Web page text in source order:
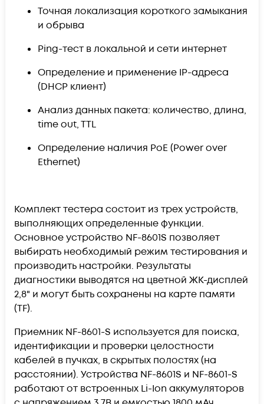
Точная локализация короткого замыкания
и обрыва
Ping-тест в локальной и сети интернет
Определение и применение IP-адреса
(DHCP клиент)
Анализ данных пакета: количество, длина,
time out, TTL
Определение наличия PoE (Power over
Ethernet)
Комплект тестера состоит из трех устройств,
выполняющих определенные функции.
Основное устройство NF-8601S позволяет
выбирать необходимый режим тестирования и
производить настройки. Результаты
диагностики выводятся на цветной ЖК-дисплей
2,8" и могут быть сохранены на карте памяти
(TF).
Приемник NF-8601-S используется для поиска,
идентификации и проверки целостности
кабелей в пучках, в скрытых полостях (на
расстоянии). Устройства NF-8601S и NF-8601-S
работают от встроенных Li-Ion аккумуляторов